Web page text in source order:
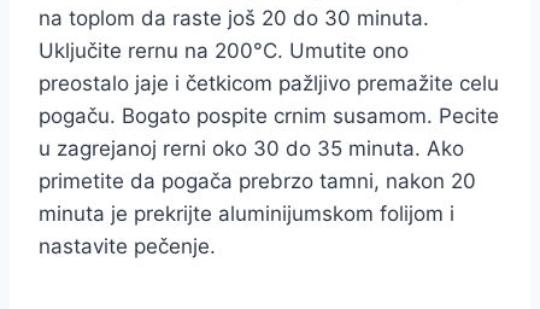
na toplom da raste još 20 do 30 minuta.
Uključite rernu na 200°C. Umutite ono
preostalo jaje i četkicom pažljivo premažite celu
pogaču. Bogato pospite crnim susamom. Pecite
u zagrejanoj rerni oko 30 do 35 minuta. Ako
primetite da pogača prebrzo tamni, nakon 20
minuta je prekrijte aluminijumskom folijom i
nastavite pečenje.